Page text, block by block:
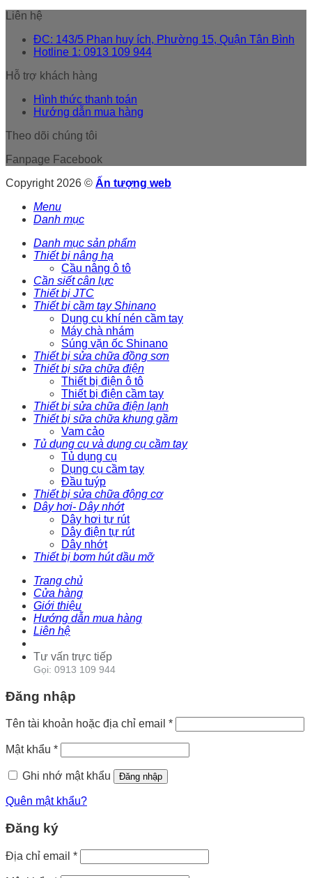
Liên hệ
ĐC: 143/5 Phan huy ích, Phường 15, Quận Tân Bình
Hotline 1: 0913 109 944
Hỗ trợ khách hàng
Hình thức thanh toán
Hướng dẫn mua hàng
Theo dõi chúng tôi
Fanpage Facebook
Copyright 2026 © Ấn tượng web
Menu
Danh mục
Danh mục sản phẩm
Thiết bị nâng hạ
Cầu nâng ô tô
Cần siết cân lực
Thiết bị JTC
Thiết bị cầm tay Shinano
Dụng cụ khí nén cầm tay
Máy chà nhám
Súng vặn ốc Shinano
Thiết bị sửa chữa đồng sơn
Thiết bị sữa chữa điện
Thiết bị điện ô tô
Thiết bị điện cầm tay
Thiết bị sửa chữa điện lạnh
Thiết bị sữa chữa khung gầm
Vam cảo
Tủ dụng cụ và dụng cụ cầm tay
Tủ dụng cụ
Dụng cụ cầm tay
Đầu tuýp
Thiết bị sửa chữa động cơ
Dây hơi- Dây nhớt
Dây hơi tự rút
Dây điện tự rút
Dây nhớt
Thiết bị bơm hút dầu mỡ
Trang chủ
Cửa hàng
Giới thiệu
Hướng dẫn mua hàng
Liên hệ
Tư vấn trực tiếp
Gọi: 0913 109 944
Đăng nhập
Tên tài khoản hoặc địa chỉ email *
Mật khẩu *
Ghi nhớ mật khẩu Đăng nhập
Quên mật khẩu?
Đăng ký
Địa chỉ email *